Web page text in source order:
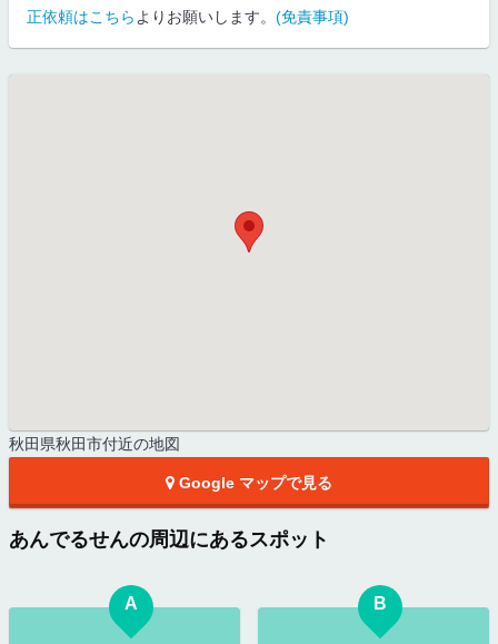
正依頼はこちら よりお願いします。 (免責事項)
秋田県秋田市付近の地図
Google マップで見る
あんでるせんの周辺にあるスポット
A B